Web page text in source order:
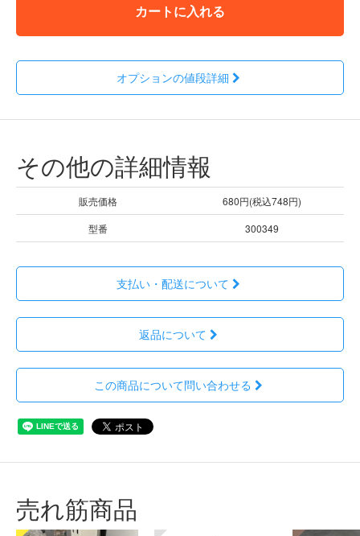
カートに入れる
オプションの値段詳細
その他の詳細情報
販売価格
680円(税込748円)
型番
300349
支払い・配送について
返品について
この商品について問い合わせる
売れ筋商品